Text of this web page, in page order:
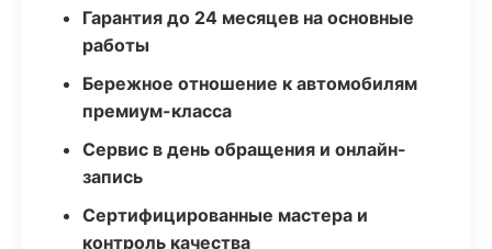
Гарантия до 24 месяцев на основные
работы
Бережное отношение к автомобилям
премиум-класса
Сервис в день обращения и онлайн-
запись
Сертифицированные мастера и
контроль качества